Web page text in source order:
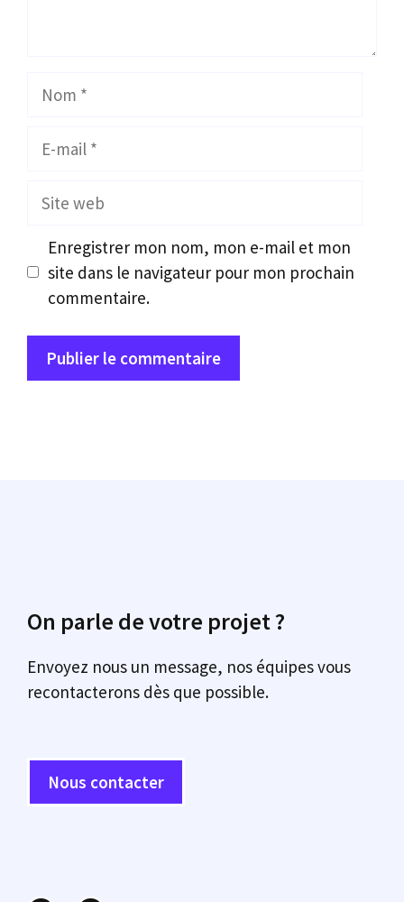
Nom
Site
Enregistrer mon nom, mon e-mail et mon
site dans le navigateur pour mon prochain
commentaire.
On parle de votre projet ?
Envoyez nous un message, nos équipes vous
recontacterons dès que possible.
Nous contacter